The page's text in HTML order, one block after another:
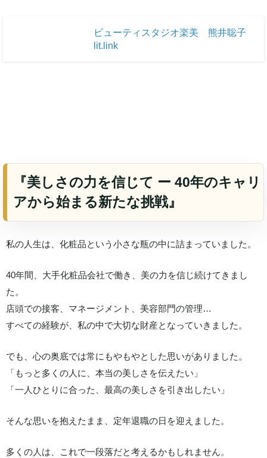
ビューティスタジオ楽美 熊井聡子
lit.link
『美しさの力を信じて ー 40年のキャリ
アから始まる新たな挑戦』
私の人生は、化粧品という小さな瓶の中に詰まっていました。
40年間、大手化粧品会社で働き、美の力を信じ続けてきまし
た。
店頭での接客、マネージメント、美容部門の管理…
すべての経験が、私の中で大切な財産となっていきました。
でも、心の奥底では常にもやもやとした思いがありました。
「もっと多くの人に、本当の美しさを伝えたい」
「一人ひとりに合った、最高の美しさを引き出したい」
そんな思いを抱えたまま、定年退職の日を迎えました。
多くの人は、これで一段落だと考えるかもしれません。